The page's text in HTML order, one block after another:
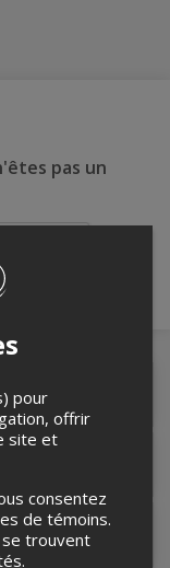
pas un
pour
offrir
site et
consentez
de témoins.
trouvent
.